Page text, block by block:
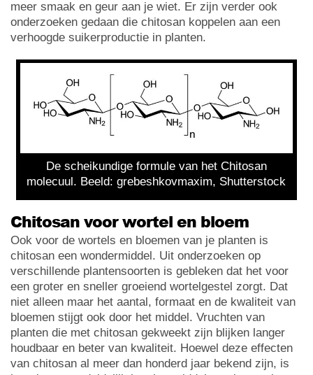
meer smaak en geur aan je wiet. Er zijn verder ook
onderzoeken gedaan die chitosan koppelen aan een
verhoogde suikerproductie in planten.
De scheikundige formule van het Chitosan
molecuul. Beeld: grebeshkovmaxim, Shutterstock
Chitosan voor wortel en bloem
Ook voor de wortels en bloemen van je planten is
chitosan een wondermiddel. Uit onderzoeken op
verschillende plantensoorten is gebleken dat het voor
een groter en sneller groeiend wortelgestel zorgt. Dat
niet alleen maar het aantal, formaat en de kwaliteit van
bloemen stijgt ook door het middel. Vruchten van
planten die met chitosan gekweekt zijn blijken langer
houdbaar en beter van kwaliteit. Hoewel deze effecten
van chitosan al meer dan honderd jaar bekend zijn, is